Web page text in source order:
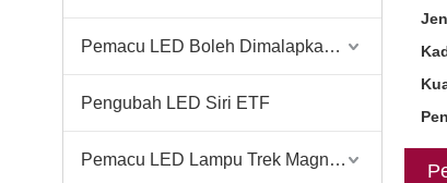
Pemacu LED Boleh Dimalapkan Tanpa Wayar-Casambi Tuya BLE WiFi ZigBee
Pengubah LED Siri ETF
Pemacu LED Lampu Trek Magnetik